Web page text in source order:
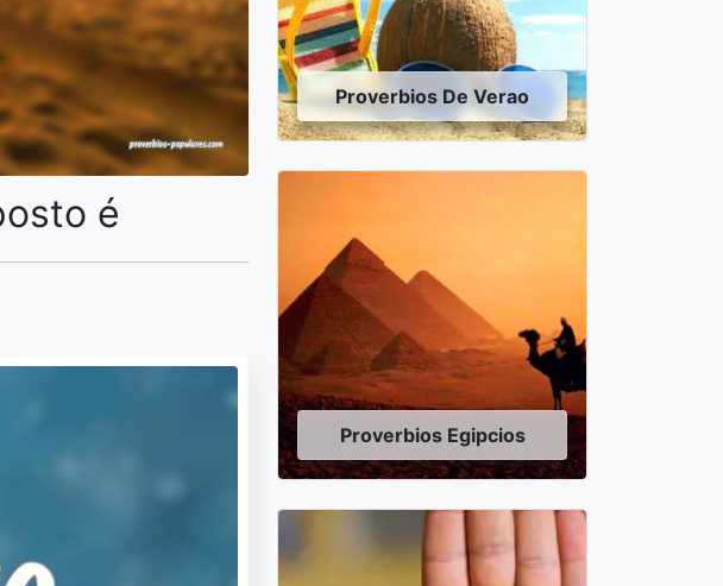
é
Proverbios De Verao
Proverbios Egipcios